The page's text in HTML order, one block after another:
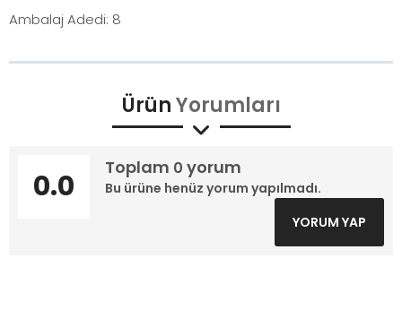
Ambalaj Adedi: 8
ÜrünYorumları
Toplam 0 yorum
Bu ürüne henüz yorum yapılmadı.
0.0
YORUM YAP